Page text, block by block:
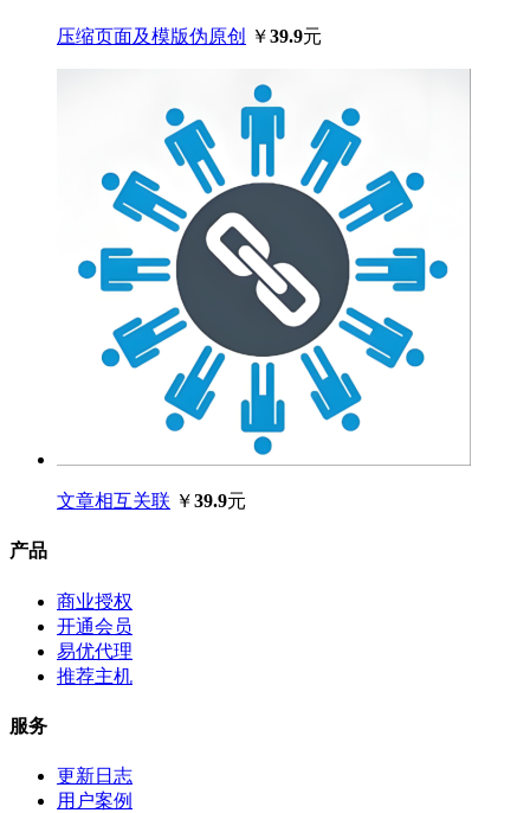
压缩页面及模版伪原创 ￥39.9元
文章相互关联 ￥39.9元
产品
商业授权
开通会员
易优代理
推荐主机
服务
更新日志
用户案例